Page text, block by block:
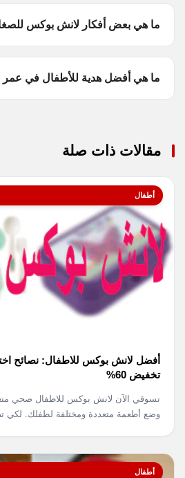
ما هي بعض أفكار لانش بوكس
ما هي أفضل هدية للأطفال في عمر 5 سنوات؟
مقالات ذات صلة
أطفال
أفضل لانش بوكس للاطفال: نصائح
تخفيض 60%
تسوقي الآن لانش بوكس للاطفال صحي
وضع أطعمة متعددة ومختلفة لطفلك. لكي
أطفال